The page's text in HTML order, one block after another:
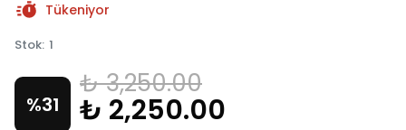
Tükeniyor
Stok: 1
%31
₺ 3,250.00
₺ 2,250.00